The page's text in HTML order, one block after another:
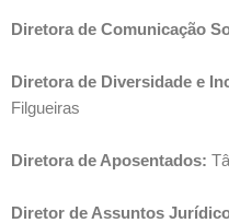
Diretora de Comunicação
Diretora de Diversidade e
Filgueiras
Diretora de Aposentados:
Diretor de Assuntos